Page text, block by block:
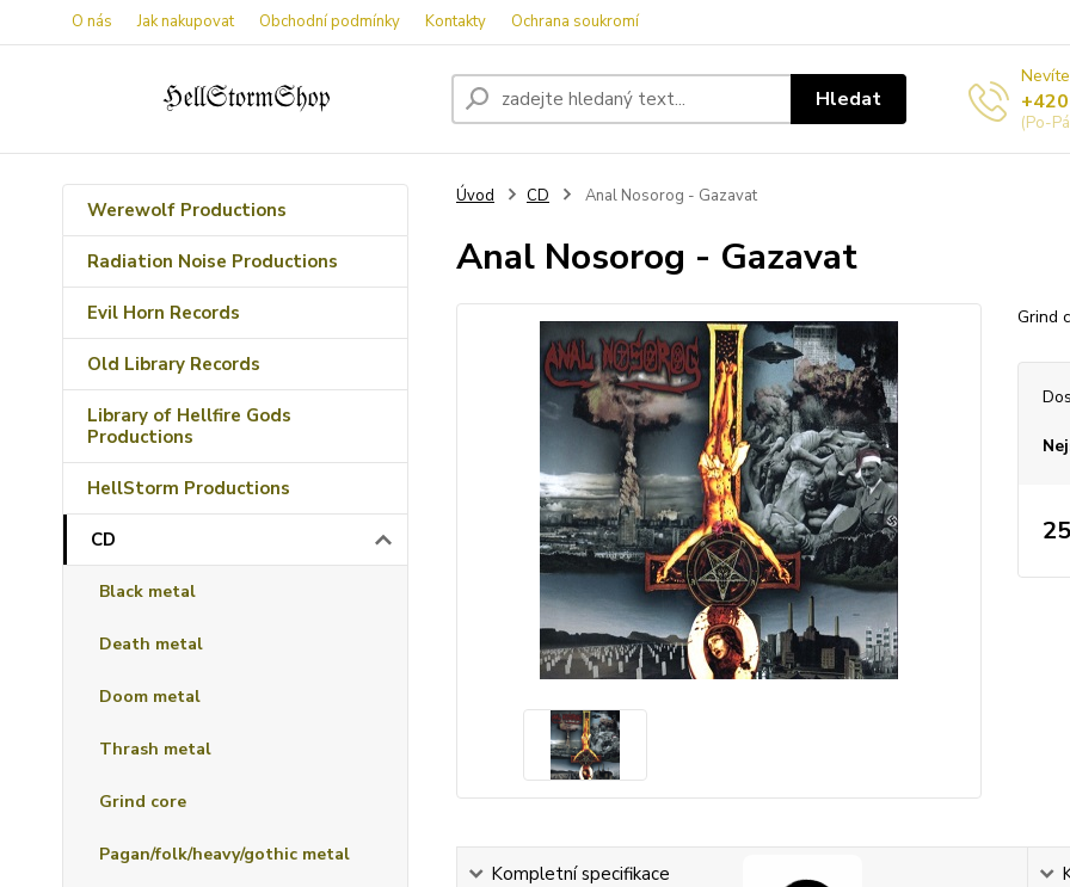
O nás Jak nakupovat Obchodní podmínky Kontakty Ochrana soukromí
Hledat
(Po-
Werewolf Productions
Radiation Noise Productions
Evil Horn Records
Old Library Records
Library of Hellfire Gods
Productions
HellStorm Productions
CD
Black metal
Death metal
Doom metal
Thrash metal
Grind core
Pagan/folk/heavy/gothic metal
Úvod CD Anal Nosorog - Gazavat
Anal Nosorog - Gazavat
Grind
Kompletní specifikace